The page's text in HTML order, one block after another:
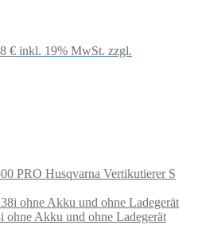
€Aktueller
inkl. 19% MwSt. zzgl.
Husqvarna Vertikutierer S
ohne Akku und ohne Ladegerät